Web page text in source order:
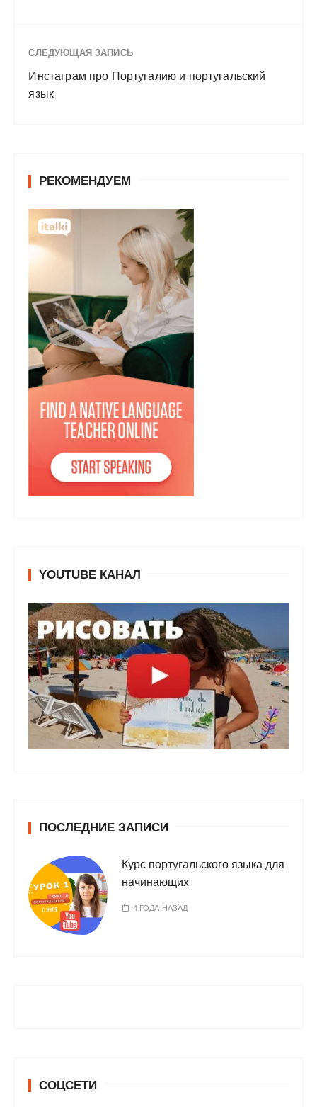
СЛЕДУЮЩАЯ ЗАПИСЬ
Инстаграм про Португалию и португальский
язык
РЕКОМЕНДУЕМ
YOUTUBE КАНАЛ
ПОСЛЕДНИЕ ЗАПИСИ
Курс португальского языка для
начинающих
4 ГОДА НАЗАД
СОЦСЕТИ